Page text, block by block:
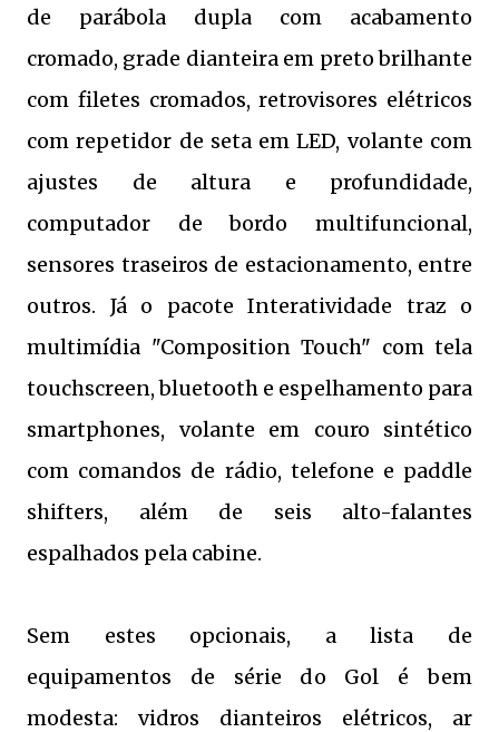
de parábola dupla com acabamento
cromado, grade dianteira em preto brilhante
com filetes cromados, retrovisores elétricos
com repetidor de seta em LED, volante com
ajustes de altura e profundidade,
computador de bordo multifuncional,
sensores traseiros de estacionamento, entre
outros. Já o pacote Interatividade traz o
multimídia "Composition Touch" com tela
touchscreen, bluetooth e espelhamento para
smartphones, volante em couro sintético
com comandos de rádio, telefone e paddle
shifters, além de seis alto-falantes
espalhados pela cabine.
Sem estes opcionais, a lista de
equipamentos de série do Gol é bem
modesta: vidros dianteiros elétricos, ar